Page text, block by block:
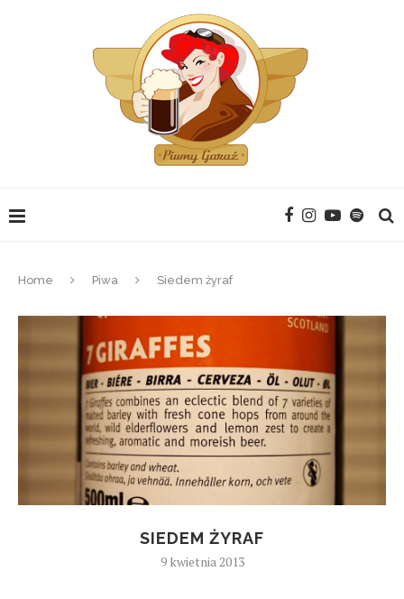
Home Piwa Siedem żyraf
SIEDEM ŻYRAF
9 kwietnia 2013